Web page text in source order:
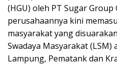
(HGU) oleh PT Sugar Group
perusahaannya kini
masyarakat yang
Swadaya Masyarakat
Lampung, Pematank dan